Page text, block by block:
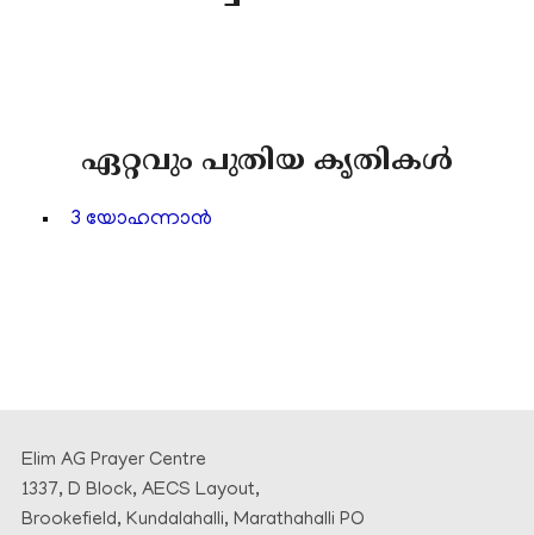
ഏറ്റവും പുതിയ കൃതികൾ
3 യോഹന്നാൻ
Elim AG Prayer Centre
1337, D Block, AECS Layout,
Brookefield, Kundalahalli, Marathahalli PO